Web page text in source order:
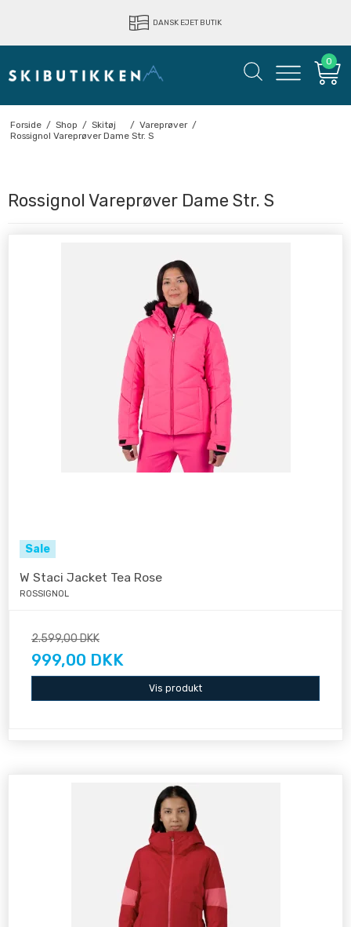
DANSK EJET BUTIK
LYNHURTIG LEVERING
0
Forside / Shop / Skitøj / Vareprøver /
Rossignol Vareprøver Dame Str. S
Rossignol Vareprøver Dame Str. S
Sale
W Staci Jacket Tea Rose
ROSSIGNOL
2.599,00 DKK
999,00 DKK
Vis produkt